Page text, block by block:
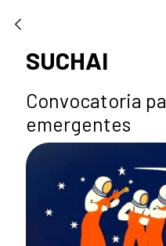
SUCHAI
Convocatoria
emergentes